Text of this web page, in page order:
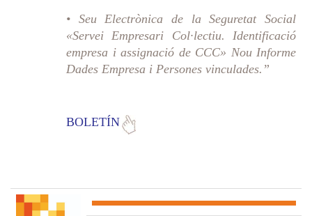
• Seu Electrònica de la Seguretat Social
«Servei Empresari Col·lectiu. Identificació
empresa i assignació de CCC» Nou Informe
Dades Empresa i Persones vinculades.”
BOLETÍN